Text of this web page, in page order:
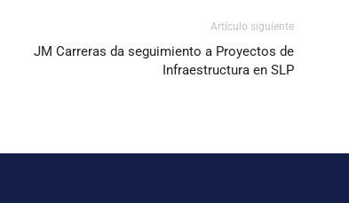
Artículo siguiente
JM Carreras da seguimiento a Proyectos de
Infraestructura en SLP